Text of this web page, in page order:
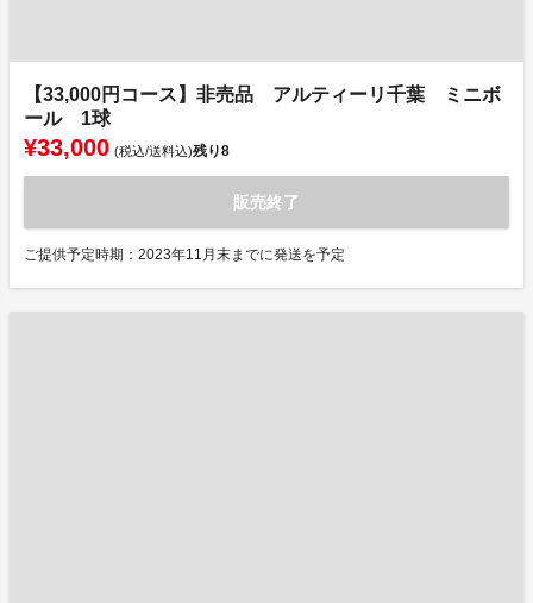
【33,000円コース】非売品 アルティーリ千葉 ミニボ
ール 1球
¥33,000 (税込/送料込)残り8
販売終了
ご提供予定時期：2023年11月末までに発送を予定